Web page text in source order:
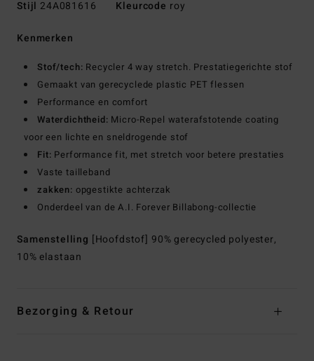
Stijl 24A081616 Kleurcode roy
Kenmerken
Stof/tech: Recycler 4 way stretch. Prestatiegerichte stof
Gemaakt van gerecyclede plastic PET flessen
Performance en comfort
Waterdichtheid: Micro-Repel waterafstotende coating
voor een lichte en sneldrogende stof
Fit: Performance fit, met stretch voor betere prestaties
Vaste tailleband
zakken: opgestikte achterzak
Onderdeel van de A.I. Forever Billabong-collectie
Samenstelling [Hoofdstof] 90% gerecycled polyester,
10% elastaan
Bezorging & Retour